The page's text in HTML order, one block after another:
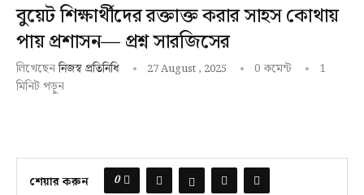
বুয়েট শিক্ষার্থীদের রক্তাক্ত করার সাহস কোথায়
পায় প্রশাসন— প্রশ্ন সারজিসের
লিখেছেননিজস্ব প্রতিনিধি 27 August , 2025 0 কমেন্ট
1
মিনিট পড়ুন
শেয়ার করুন 0